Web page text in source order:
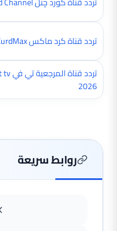
تردد قناة كرد ماكس KurdMax الجديد على النايل سات 2026
2026
روابط سريعة